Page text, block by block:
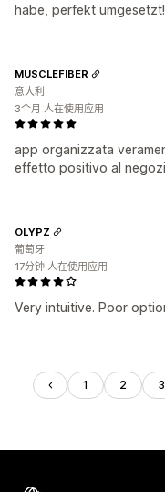
habe, perfekt
app organizzata
effetto positivo al
MUSCLEFIBER
意大利
3个月 人在使用应用
Very intuitive. Poor
OLYPZ
葡萄牙
17分钟 人在使用应用
1 2 3